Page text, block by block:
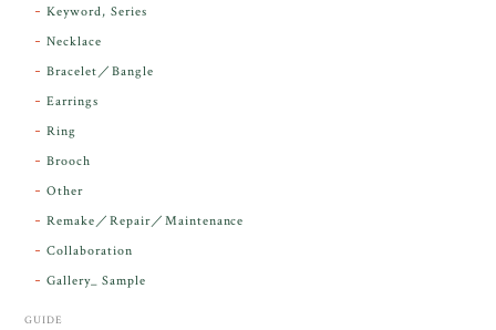
下さり、ありがとうございました。
レビューをありがとうございます。 実物を
こそ この度は誠にありがとうございまし
Keyword, Series
Necklace
Bracelet／Bangle
Earrings
Ring
Brooch
Other
Remake／Repair／Maintenance
Collaboration
Gallery_ Sample
GUIDE